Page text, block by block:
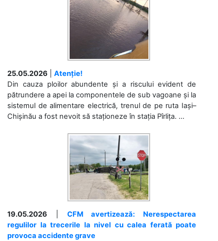
25.05.2026
Atenție!
Din cauza ploilor abundente și a riscului evident de
pătrundere a apei la componentele de sub vagoane și la
sistemul de alimentare electrică, trenul de pe ruta Iași–
Chișinău a fost nevoit să staționeze în stația Pîrlița. ...
19.05.2026
CFM avertizează: Nerespectarea
regulilor la trecerile la nivel cu calea ferată poate
provoca accidente grave